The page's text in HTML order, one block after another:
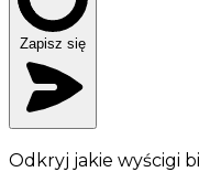
Zapisz się
Odkryj jakie wyścigi